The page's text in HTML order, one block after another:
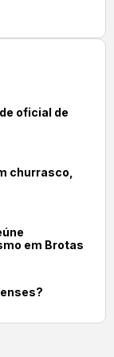
oficial de
churrasco,
em Brotas